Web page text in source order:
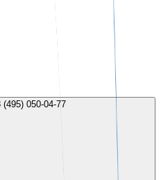
8 (495) 050-04-77